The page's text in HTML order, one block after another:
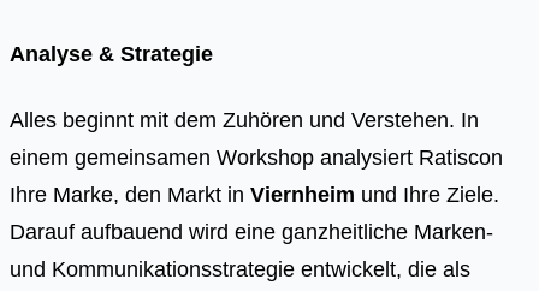
Analyse & Strategie
Alles beginnt mit dem Zuhören und Verstehen. In
einem gemeinsamen Workshop analysiert Ratiscon
Ihre Marke, den Markt in Viernheim und Ihre Ziele.
Darauf aufbauend wird eine ganzheitliche Marken-
und Kommunikationsstrategie entwickelt, die als